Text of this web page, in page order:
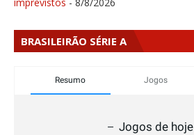
imprevistos - 8/8/2026
BRASILEIRÃO SÉRIE A
Resumo Jogos
Jogos de hoje